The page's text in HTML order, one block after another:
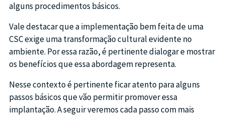
alguns procedimentos básicos.
Vale destacar que a implementação bem feita de uma
CSC exige uma transformação cultural evidente no
ambiente. Por essa razão, é pertinente dialogar e mostrar
os benefícios que essa abordagem representa.
Nesse contexto é pertinente ficar atento para alguns
passos básicos que vão permitir promover essa
implantação. A seguir veremos cada passo com mais